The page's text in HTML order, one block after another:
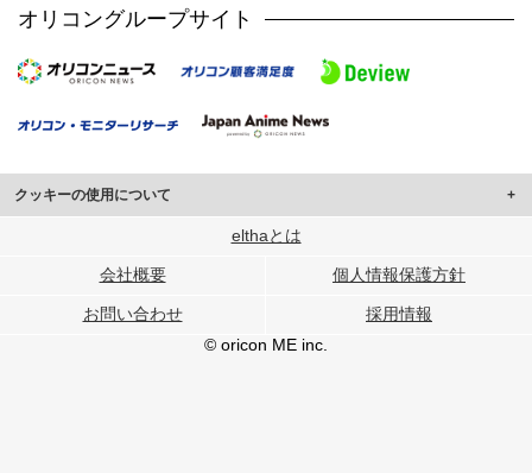
オリコングループサイト
クッキーの使用について
このサイトでは Cookie を使用して、ユーザーに合わせたコンテンツや広告の
行っています。
メディアや広告配信、データ解析の各パートナーに提供しています。
各パートナーは、この情報とユーザーが各パートナーに提供した他の情報や、
ユーザーが各パートナーのサービスを使用したときに収集した他の情報を組み
elthaとは
会社概要 個人情報保護方針
お問い合わせ
採用情報
© oricon ME inc.